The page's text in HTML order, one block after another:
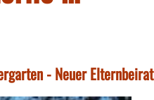
- Neuer Elternbeirat